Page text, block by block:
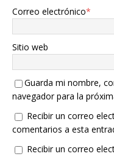
Correo electrónico*
Sitio web
Guarda mi nombre,
navegador para la
Recibir un correo
comentarios a esta
Recibir un correo